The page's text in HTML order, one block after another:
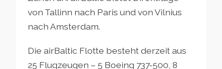
von Tallinn nach Paris und von Vilnius
nach Amsterdam.
Die airBaltic Flotte besteht derzeit aus
25 Flugzeugen – 5 Boeing 737-500, 8